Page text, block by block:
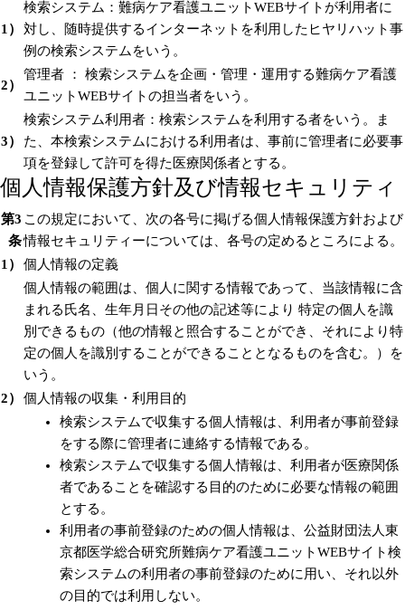
1）
検索システム：難病ケア看護ユニットWEBサイトが利用者に
対し、随時提供するインターネットを利用したヒヤリハット事
例の検索システムをいう。
2）
管理者 ： 検索システムを企画・管理・運用する難病ケア看護
ユニットWEBサイトの担当者をいう。
3）
検索システム利用者：検索システムを利用する者をいう。ま
た、本検索システムにおける利用者は、事前に管理者に必要事
項を登録して許可を得た医療関係者とする。
個人情報保護方針及び情報セキュリティ
第3
条
この規定において、次の各号に掲げる個人情報保護方針および
情報セキュリティーについては、各号の定めるところによる。
1）
個人情報の定義
個人情報の範囲は、個人に関する情報であって、当該情報に含
まれる氏名、生年月日その他の記述等により 特定の個人を識
別できるもの（他の情報と照合することができ、それにより特
定の個人を識別することができることとなるものを含む。）を
いう。
2）
個人情報の収集・利用目的
検索システムで収集する個人情報は、利用者が事前登録
をする際に管理者に連絡する情報である。
検索システムで収集する個人情報は、利用者が医療関係
者であることを確認する目的のために必要な情報の範囲
とする。
利用者の事前登録のための個人情報は、公益財団法人東
京都医学総合研究所難病ケア看護ユニットWEBサイト検
索システムの利用者の事前登録のために用い、それ以外
の目的では利用しない。